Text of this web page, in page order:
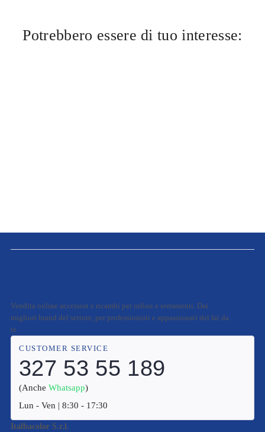
Potrebbero essere di tuo interesse:
Vendita online accessori e ricambi per infissi e serramenti. Dai
migliori brand del settore, per professionisti e appassionati del fai da
te
CUSTOMER SERVICE
327 53 55 189
(AncheWhatsapp)
Lun - Ven | 8:30 - 17:30
Italbacolor S.r.l.